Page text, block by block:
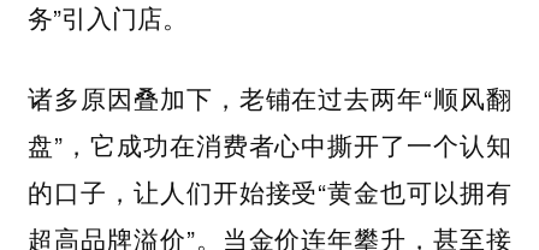
务”引入门店。
诸多原因叠加下，老铺在过去两年“顺风翻
盘”，它成功在消费者心中撕开了一个认知
的口子，让人们开始接受“黄金也可以拥有
超高品牌溢价”。当金价连年攀升，甚至接